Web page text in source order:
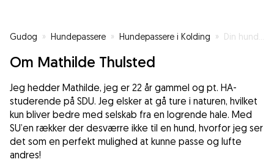
Gudog » Hundepassere » Hundepassere i Kolding » Din hunds nye legekammerat
Om Mathilde Thulsted
Jeg hedder Mathilde, jeg er 22 år gammel og pt. HA-
studerende på SDU. Jeg elsker at gå ture i naturen, hvilket
kun bliver bedre med selskab fra en logrende hale. Med
SU’en rækker der desværre ikke til en hund, hvorfor jeg ser
det som en perfekt mulighed at kunne passe og lufte
andres!